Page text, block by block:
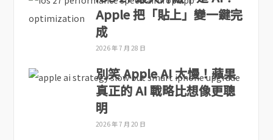
Apple 把「貼上」變一鍵完
成
2026 年 7 月 28 日
別笑 Apple AI 太慢！蘋果
真正的 AI 戰略比想像更聰
明
2026 年 7 月 20 日